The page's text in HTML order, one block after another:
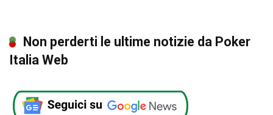
Non perderti le ultime notizie da Poker
Italia Web